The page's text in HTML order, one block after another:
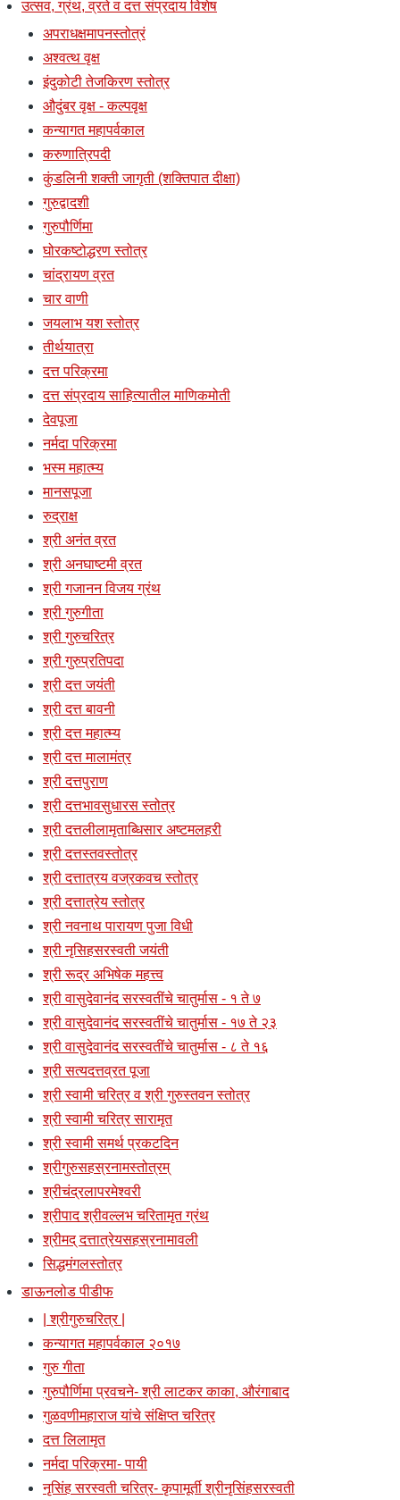
उत्सव, ग्रंथ, व्रते व दत्त संप्रदाय विशेष
अपराधक्षमापनस्तोत्रं
अश्वत्थ वृक्ष
इंदुकोटी तेजकिरण स्तोत्र
औदुंबर वृक्ष - कल्पवृक्ष
कन्यागत महापर्वकाल
करुणात्रिपदी
कुंडलिनी शक्ती जागृती (शक्तिपात दीक्षा)
गुरुद्वादशी
गुरुपौर्णिमा
घोरकष्टोद्धरण स्तोत्र
चांद्रायण व्रत
चार वाणी
जयलाभ यश स्तोत्र
तीर्थयात्रा
दत्त परिक्रमा
दत्त संप्रदाय साहित्यातील माणिकमोती
देवपूजा
नर्मदा परिक्रमा
भस्म महात्म्य
मानसपूजा
रुद्राक्ष
श्री अनंत व्रत
श्री अनघाष्टमी व्रत
श्री गजानन विजय ग्रंथ
श्री गुरुगीता
श्री गुरुचरित्र
श्री गुरुप्रतिपदा
श्री दत्त जयंती
श्री दत्त बावनी
श्री दत्त महात्म्य
श्री दत्त मालामंत्र
श्री दत्तपुराण
श्री दत्तभावसुधारस स्तोत्र
श्री दत्तलीलामृताब्धिसार अष्टमलहरी
श्री दत्तस्तवस्तोत्र
श्री दत्तात्रय वज्रकवच स्तोत्र
श्री दत्तात्रेय स्तोत्र
श्री नवनाथ पारायण पुजा विधी
श्री नृसिहसरस्वती जयंती
श्री रूद्र अभिषेक महत्त्व
श्री वासुदेवानंद सरस्वतींचे चातुर्मास - १ ते ७
श्री वासुदेवानंद सरस्वतींचे चातुर्मास - १७ ते २३
श्री वासुदेवानंद सरस्वतींचे चातुर्मास - ८ ते १६
श्री सत्यदत्तव्रत पूजा
श्री स्वामी चरित्र व श्री गुरुस्तवन स्तोत्र
श्री स्वामी चरित्र सारामृत
श्री स्वामी समर्थ प्रकटदिन
श्रीगुरुसहस्रनामस्तोत्रम्
श्रीचंद्रलापरमेश्वरी
श्रीपाद श्रीवल्लभ चरितामृत ग्रंथ
श्रीमद् दत्तात्रेयसहस्रनामावली
सिद्धमंगलस्तोत्र
डाऊनलोड पीडीफ
| श्रीगुरुचरित्र |
कन्यागत महापर्वकाल २०१७
गुरु गीता
गुरुपौर्णिमा प्रवचने- श्री लाटकर काका, औरंगाबाद
गुळवणीमहाराज यांचे संक्षिप्त चरित्र
दत्त लिलामृत
नर्मदा परिक्रमा- पायी
नृसिंह सरस्वती चरित्र- कृपामूर्ती श्रीनृसिंहसरस्वती